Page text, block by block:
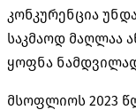
კონკურენცია
საკმაოდ მაღლაა
ყოფნა
მსოფლიოს 2023